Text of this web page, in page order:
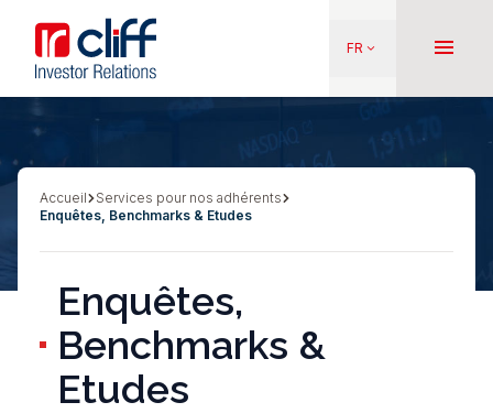
contenu
principal
Aller directement au contenu
FR keyboard_arrow_down menu
Fil
d'Ariane
Accueil
Services pour nos adhérents
Enquêtes, Benchmarks & Etudes
Enquêtes,
Benchmarks &
Etudes